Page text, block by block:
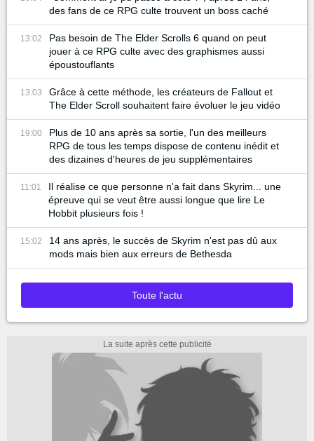
des fans de ce RPG culte trouvent un boss caché
13:02
Pas besoin de The Elder Scrolls 6 quand on peut
jouer à ce RPG culte avec des graphismes aussi
époustouflants
13:03
Grâce à cette méthode, les créateurs de Fallout et
The Elder Scroll souhaitent faire évoluer le jeu vidéo
19:00
Plus de 10 ans après sa sortie, l'un des meilleurs
RPG de tous les temps dispose de contenu inédit et
des dizaines d'heures de jeu supplémentaires
11:01
Il réalise ce que personne n'a fait dans Skyrim... une
épreuve qui se veut être aussi longue que lire Le
Hobbit plusieurs fois !
15:02
14 ans après, le succès de Skyrim n'est pas dû aux
mods mais bien aux erreurs de Bethesda
Toute l'actu